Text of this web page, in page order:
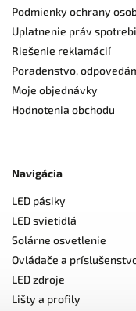
Podmienky ochrany
Uplatnenie práv
Riešenie reklamácií
Poradenstvo,
Moje objednávky
Hodnotenia obchodu
Navigácia
LED pásiky
LED svietidlá
Solárne osvetlenie
Ovládače a
LED zdroje
Lišty a profily